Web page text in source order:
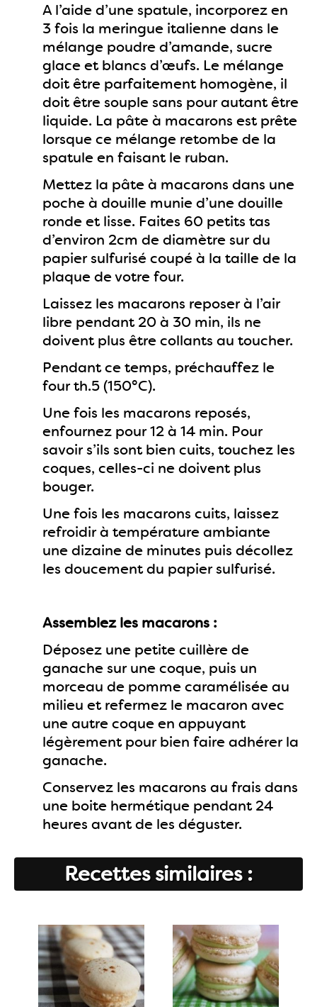
A l’aide d’une spatule, incorporez en
3 fois la meringue italienne dans le
mélange poudre d’amande, sucre
glace et blancs d’œufs. Le mélange
doit être parfaitement homogène, il
doit être souple sans pour autant être
liquide. La pâte à macarons est prête
lorsque ce mélange retombe de la
spatule en faisant le ruban.
Mettez la pâte à macarons dans une
poche à douille munie d’une douille
ronde et lisse. Faites 60 petits tas
d’environ 2cm de diamètre sur du
papier sulfurisé coupé à la taille de la
plaque de votre four.
Laissez les macarons reposer à l’air
libre pendant 20 à 30 min, ils ne
doivent plus être collants au toucher.
Pendant ce temps, préchauffez le
four th.5 (150°C).
Une fois les macarons reposés,
enfournez pour 12 à 14 min. Pour
savoir s’ils sont bien cuits, touchez les
coques, celles-ci ne doivent plus
bouger.
Une fois les macarons cuits, laissez
refroidir à température ambiante
une dizaine de minutes puis décollez
les doucement du papier sulfurisé.
Assemblez les macarons :
Déposez une petite cuillère de
ganache sur une coque, puis un
morceau de pomme caramélisée au
milieu et refermez le macaron avec
une autre coque en appuyant
légèrement pour bien faire adhérer la
ganache.
Conservez les macarons au frais dans
une boite hermétique pendant 24
heures avant de les déguster.
Recettes similaires :